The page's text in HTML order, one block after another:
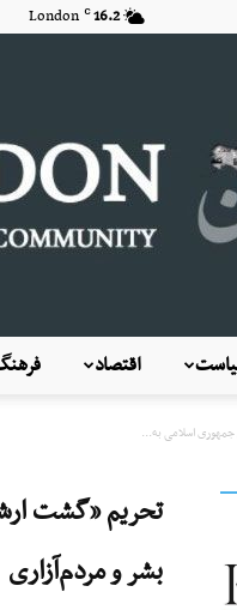
16.2
C
London
اقتصاد
اسلامی به...
تحریم «گشت
بشر و مردم‌آزاری